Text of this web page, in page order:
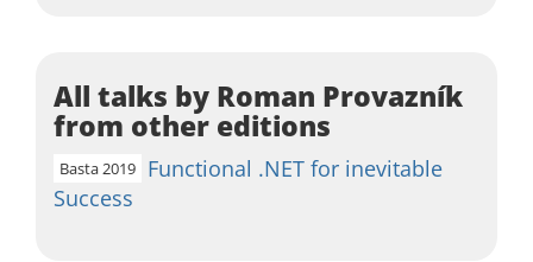
All talks by Roman Provazník
from other editions
Basta 2019
Functional .NET for inevitable
Success